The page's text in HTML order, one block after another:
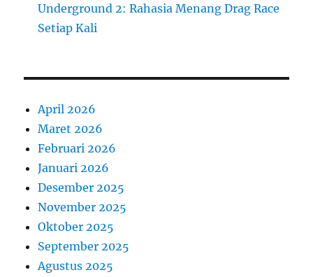
Underground 2: Rahasia Menang Drag Race
Setiap Kali
April 2026
Maret 2026
Februari 2026
Januari 2026
Desember 2025
November 2025
Oktober 2025
September 2025
Agustus 2025